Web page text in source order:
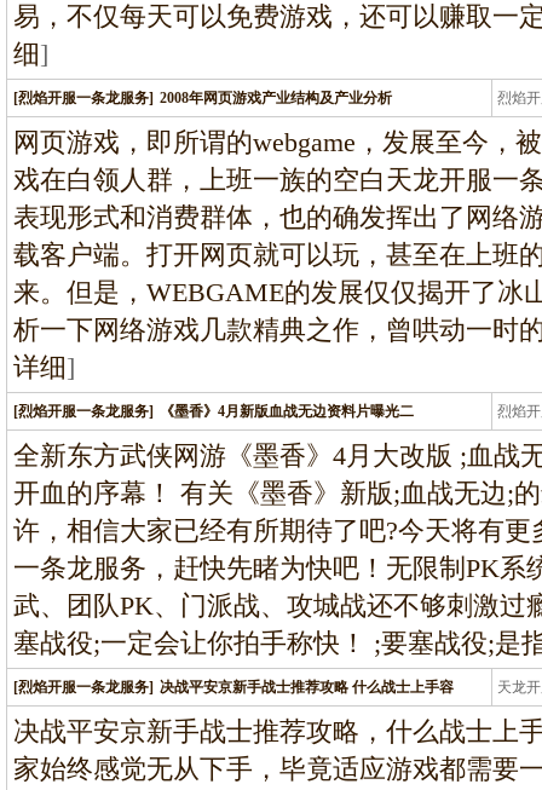
易，不仅每天可以免费游戏，还可以赚取一
细]
[烈焰开服一条龙服务] 2008年网页游戏产业结构及产业分析 烈焰
龙
网页游戏，即所谓的webgame，发展至今，
戏在白领人群，上班一族的空白天龙开服一
表现形式和消费群体，也的确发挥出了网络
载客户端。打开网页就可以玩，甚至在上班
来。但是，WEBGAME的发展仅仅揭开了冰
析一下网络游戏几款精典之作，曾哄动一时
详细]
[烈焰开服一条龙服务] 《墨香》4月新版血战无边资料片曝光二 烈焰
龙
全新东方武侠网游《墨香》4月大改版 ;血战
开血的序幕！ 有关《墨香》新版;血战无边;
许，相信大家已经有所期待了吧?今天将有
一条龙服务，赶快先睹为快吧！无限制PK系
武、团队PK、门派战、攻城战还不够刺激过
塞战役;一定会让你拍手称快！ ;要塞战役;是
[烈焰开服一条龙服务] 决战平安京新手战士推荐攻略 什么战士上手容 天龙
龙
决战平安京新手战士推荐攻略，什么战士上
家始终感觉无从下手，毕竟适应游戏都需要